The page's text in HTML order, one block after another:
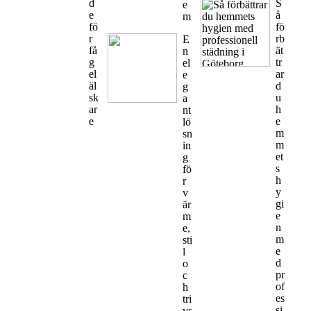
d
e
fö
r
få
g
el
äl
sk
ar
e
e
m
E
n
el
e
g
a
nt
lö
sn
in
g
fö
r
v
är
m
e,
sti
l
o
c
h
tri
S
å
fö
rb
ät
tr
ar
d
u
h
e
m
m
et
s
h
y
gi
e
n
m
e
d
pr
of
es